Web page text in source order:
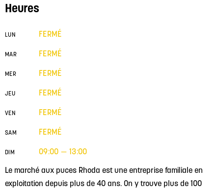
Le marché aux puces Rhoda est une entreprise familiale en
exploitation depuis plus de 40 ans. On y trouve plus de 100
Heures
LUN FERMÉ
MAR FERMÉ
MER FERMÉ
JEU FERMÉ
VEN FERMÉ
SAM FERMÉ
DIM 09:00 — 13:00